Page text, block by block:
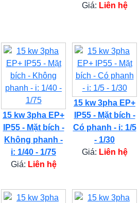
Giá: Liên hệ
15 kw 3pha EP+
IP55 - Mặt bích -
Không phanh -
i: 1/40 - 1/75
Giá: Liên hệ
15 kw 3pha EP+
IP55 - Mặt bích -
Có phanh - i: 1/5
- 1/30
Giá: Liên hệ